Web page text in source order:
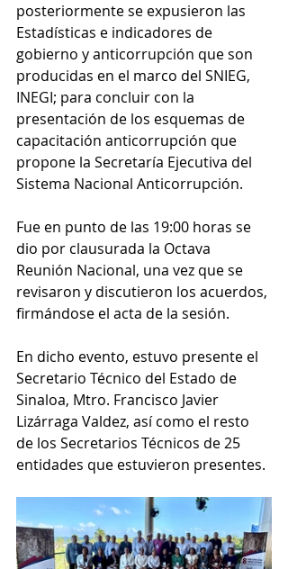
posteriormente se expusieron las
Estadísticas e indicadores de
gobierno y anticorrupción que son
producidas en el marco del SNIEG,
INEGI; para concluir con la
presentación de los esquemas de
capacitación anticorrupción que
propone la Secretaría Ejecutiva del
Sistema Nacional Anticorrupción.
Fue en punto de las 19:00 horas se
dio por clausurada la Octava
Reunión Nacional, una vez que se
revisaron y discutieron los acuerdos,
firmándose el acta de la sesión.
En dicho evento, estuvo presente el
Secretario Técnico del Estado de
Sinaloa, Mtro. Francisco Javier
Lizárraga Valdez, así como el resto
de los Secretarios Técnicos de 25
entidades que estuvieron presentes.